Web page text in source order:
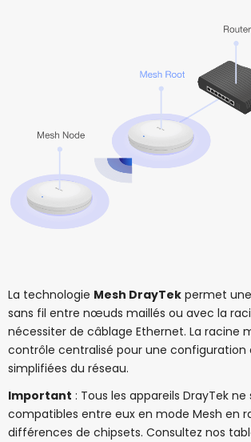
La technologie Mesh DrayTek permet
sans fil entre nœuds maillés ou avec la
nécessiter de câblage Ethernet. La racine
contrôle centralisé pour une configuration
simplifiées du réseau.
Important : Tous les appareils DrayTek ne
compatibles entre eux en mode Mesh en
différences de chipsets. Consultez nos